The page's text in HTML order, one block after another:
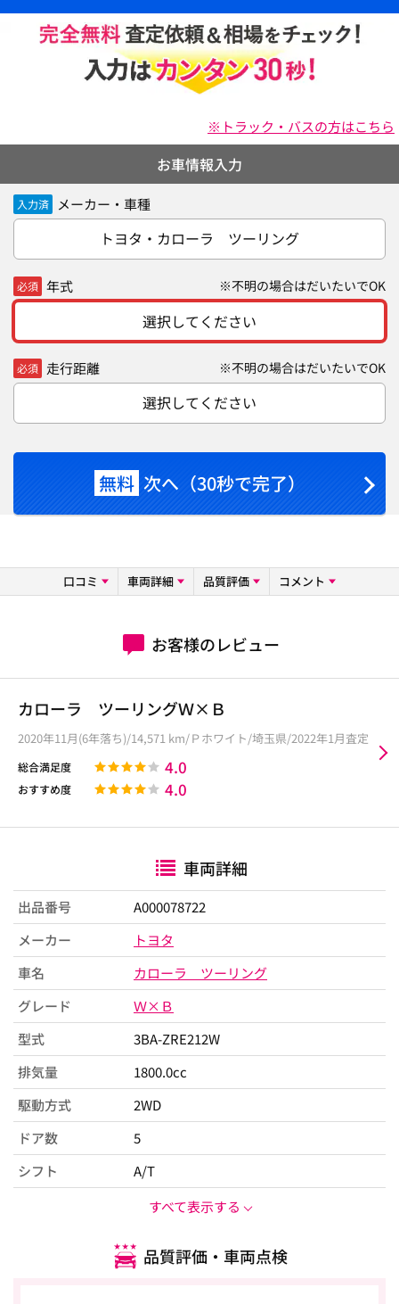
※トラック・バスの方はこちら
お車情報入力
入力済 メーカー・車種
トヨタ・カローラ ツーリング
必須 年式 ※不明の場合はだいたいでOK
選択してください
必須 走行距離 ※不明の場合はだいたいでOK
選択してください
無料 次へ（30秒で完了）
口コミ 車両詳細 品質評価 コメント
お客様のレビュー
カローラ ツーリングＷ×Ｂ
2020年11月(6年落ち)/14,571 km/Ｐホワイト/埼玉県/2022年1月査定
総合満足度 4.0
おすすめ度 4.0
車両詳細
出品番号
A000078722
メーカー
トヨタ
車名
カローラ ツーリング
グレード
Ｗ×Ｂ
型式
3BA-ZRE212W
排気量
1800.0cc
駆動方式
2WD
ドア数
5
シフト
A/T
すべて表示する
品質評価・車両点検